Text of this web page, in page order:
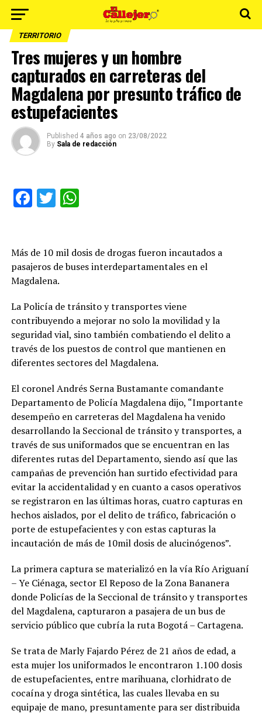
TERRITORIO
Tres mujeres y un hombre
capturados en carreteras del
Magdalena por presunto tráfico de
estupefacientes
Published 4 años ago on 23/08/2022
By Sala de redacción
Facebook
TwitterWhatsApp
Más de 10 mil dosis de drogas fueron incautados a
pasajeros de buses interdepartamentales en el
Magdalena.
La Policía de tránsito y transportes viene
contribuyendo a mejorar no solo la movilidad y la
seguridad vial, sino también combatiendo el delito a
través de los puestos de control que mantienen en
diferentes sectores del Magdalena.
El coronel Andrés Serna Bustamante comandante
Departamento de Policía Magdalena dijo, “Importante
desempeño en carreteras del Magdalena ha venido
desarrollando la Seccional de tránsito y transportes, a
través de sus uniformados que se encuentran en las
diferentes rutas del Departamento, siendo así que las
campañas de prevención han surtido efectividad para
evitar la accidentalidad y en cuanto a casos operativos
se registraron en las últimas horas, cuatro capturas en
hechos aislados, por el delito de tráfico, fabricación o
porte de estupefacientes y con estas capturas la
incautación de más de 10mil dosis de alucinógenos”.
La primera captura se materializó en la vía Río Ariguaní
– Ye Ciénaga, sector El Reposo de la Zona Bananera
donde Policías de la Seccional de tránsito y transportes
del Magdalena, capturaron a pasajera de un bus de
servicio público que cubría la ruta Bogotá – Cartagena.
Se trata de Marly Fajardo Pérez de 21 años de edad, a
esta mujer los uniformados le encontraron 1.100 dosis
de estupefacientes, entre marihuana, clorhidrato de
cocaína y droga sintética, las cuales llevaba en su
equipaje de mano, presuntamente para ser distribuida